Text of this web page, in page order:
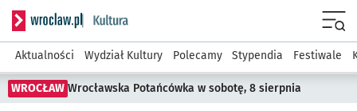
Serwis informacyjny wroclaw.pl podserwis: Kultura
Aktualności Wydział Kultury Polecamy Stypendia Festiwale
WROCŁAW Wrocławska Potańcówka w sobotę, 8 sierpnia